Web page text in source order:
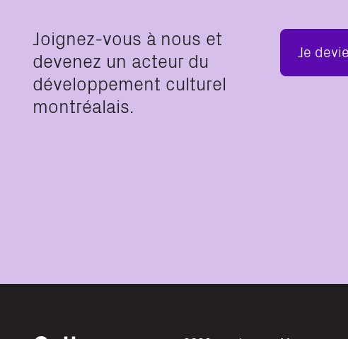
Joignez-vous à nous et
devenez un acteur du
développement culturel
montréalais.
Je